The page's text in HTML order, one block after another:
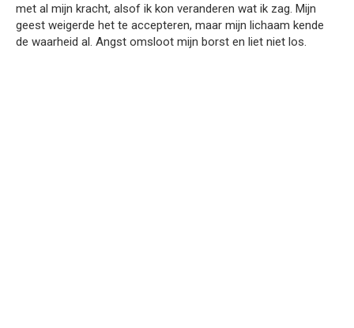
met al mijn kracht, alsof ik kon veranderen wat ik zag. Mijn
geest weigerde het te accepteren, maar mijn lichaam kende
de waarheid al. Angst omsloot mijn borst en liet niet los.